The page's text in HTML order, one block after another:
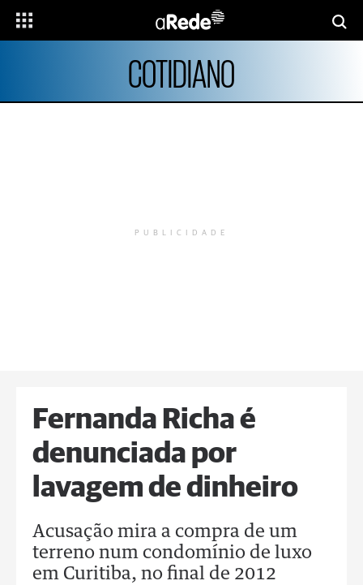
COTIDIANO
PUBLICIDADE
Fernanda Richa é
denunciada por
lavagem de dinheiro
Acusação mira a compra de um
terreno num condomínio de luxo
em Curitiba, no final de 2012